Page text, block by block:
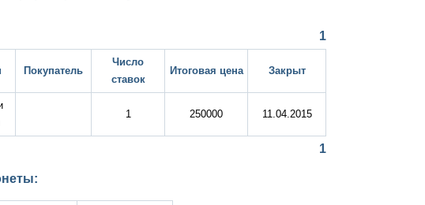
1
Покупатель
Число
ставок
Итоговая цена Закрыт
1 250000 11.04.2015
1